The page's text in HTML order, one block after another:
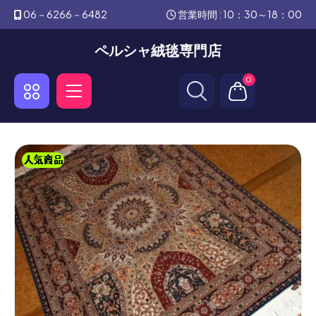
06－6266－6482 営業時間 : 10：30～18：00
ペルシャ絨毯専門店
0